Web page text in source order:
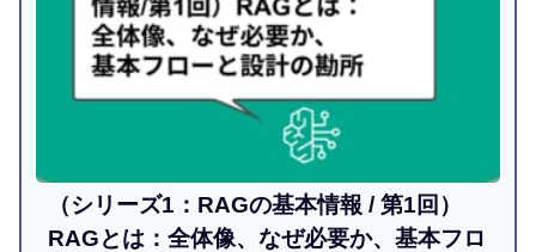
（シリーズ1：RAGの基本情報 / 第1回）
RAGとは：全体像、なぜ必要か、基本フロ